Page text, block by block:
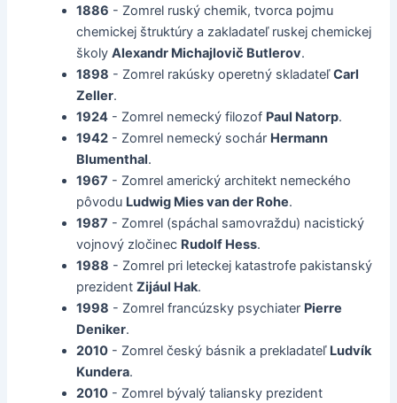
1886 - Zomrel ruský chemik, tvorca pojmu
chemickej štruktúry a zakladateľ ruskej chemickej
školyAlexandr Michajlovič Butlerov.
1898 - Zomrel rakúsky operetný skladateľCarl
Zeller.
1924 - Zomrel nemecký filozof Paul Natorp.
1942 - Zomrel nemecký sochár Hermann
Blumenthal.
1967 - Zomrel americký architekt nemeckého
pôvodu Ludwig Mies van der Rohe.
1987 - Zomrel (spáchal samovraždu) nacistický
vojnový zločinec Rudolf Hess.
1988 - Zomrel pri leteckej katastrofe pakistanský
prezidentZijául Hak.
1998 - Zomrel francúzsky psychiater Pierre
Deniker.
2010 - Zomrel český básnik a prekladateľ Ludvík
Kundera.
2010 - Zomrel bývalý taliansky prezident